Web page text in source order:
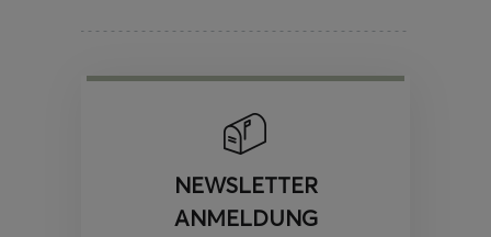
NEWSLETTER
ANMELDUNG